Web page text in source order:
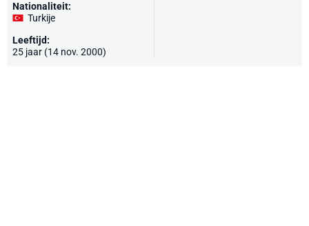
Nationaliteit:
Turkije
Leeftijd:
25 jaar (14 nov. 2000)